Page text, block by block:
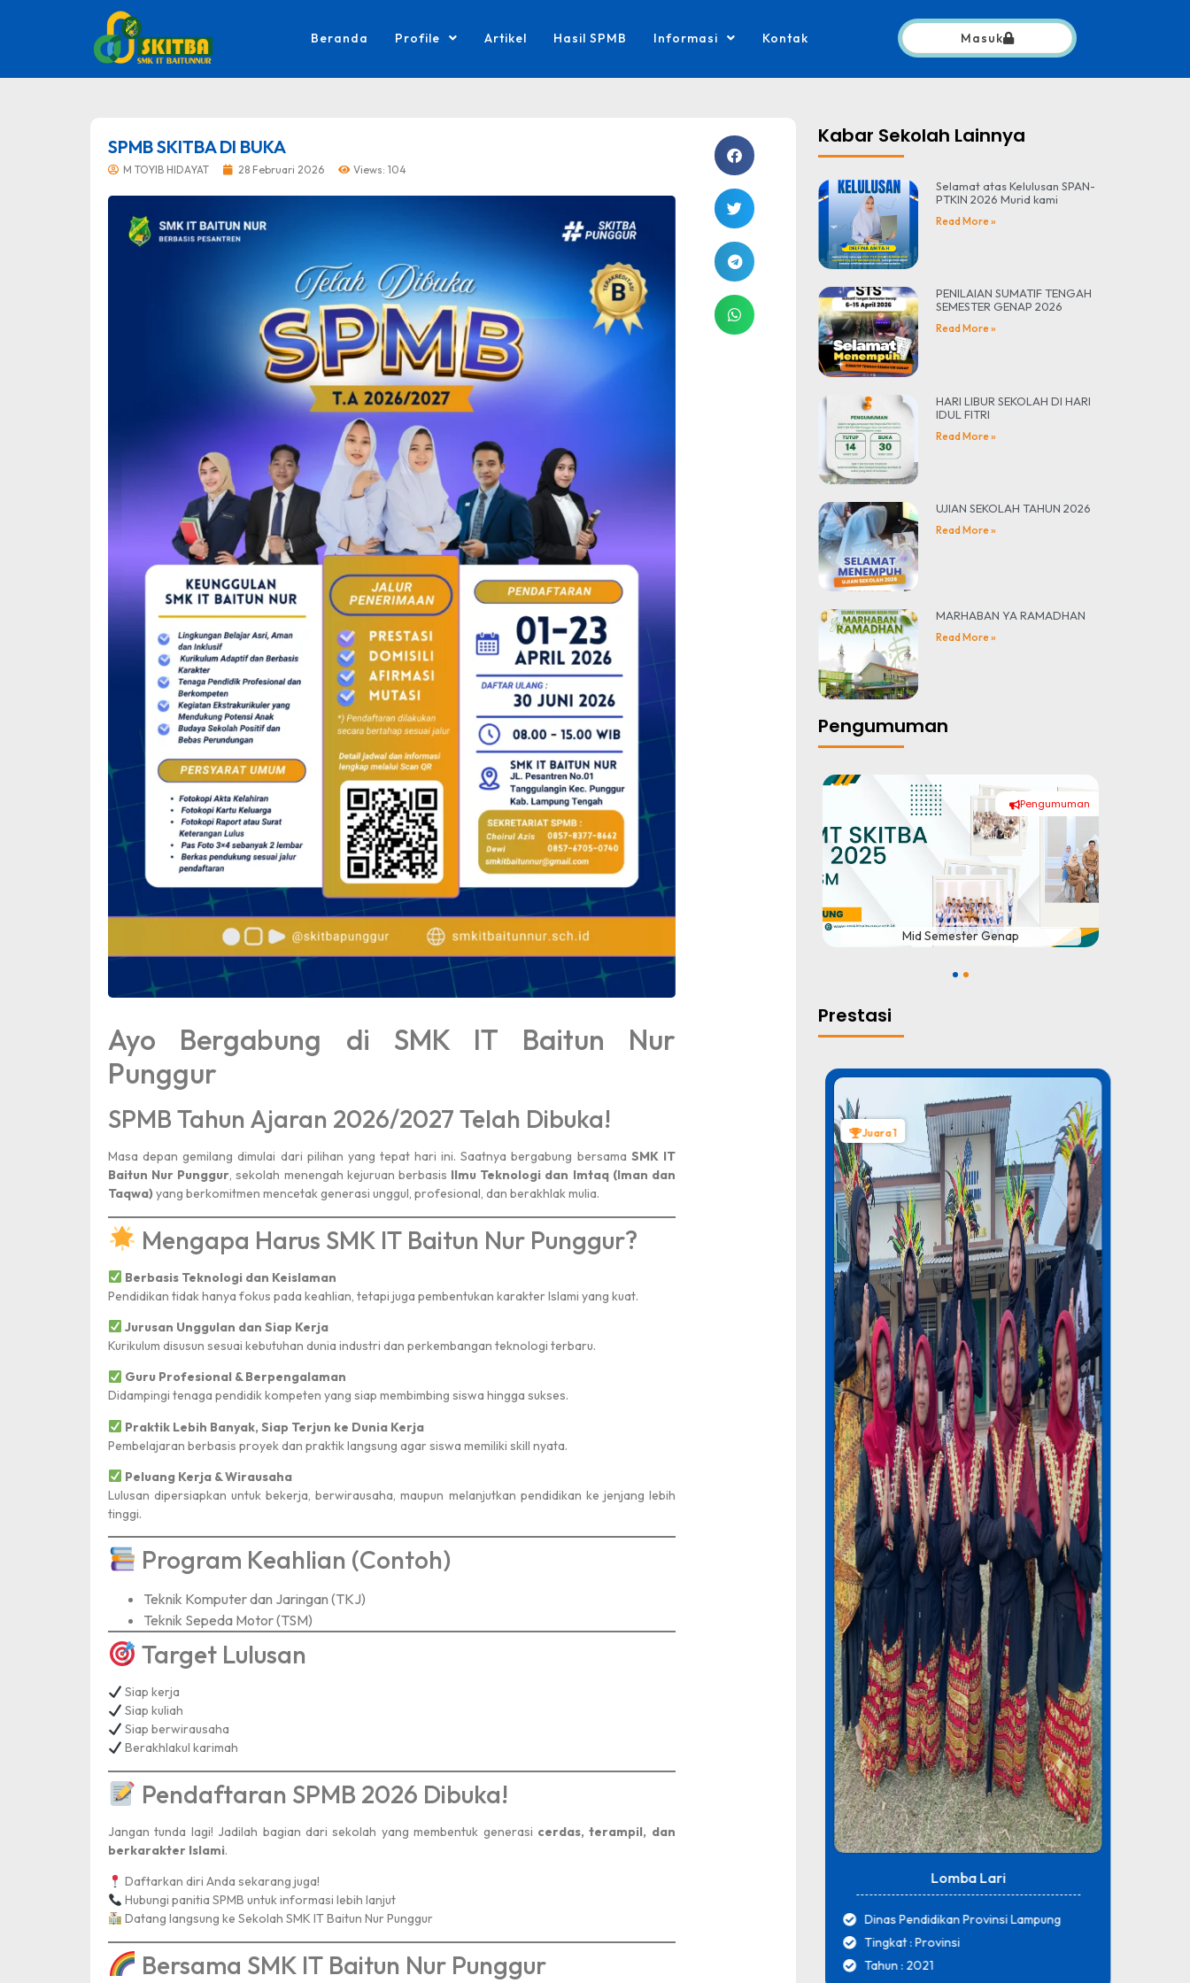
Beranda Profile Artikel Hasil SPMB Informasi Kontak Masuk
SPMB SKITBA DI BUKA
M TOYIB HIDAYAT 28 Februari 2026 Views: 104
Ayo Bergabung di SMK IT Baitun Nur
Punggur
SPMB Tahun Ajaran 2026/2027 Telah Dibuka!
Masa depan gemilang dimulai dari pilihan yang tepat hari ini. Saatnya bergabung bersama SMK IT
Baitun Nur Punggur, sekolah menengah kejuruan berbasis Ilmu Teknologi dan Imtaq (Iman dan
Taqwa) yang berkomitmen mencetak generasi unggul, profesional, dan berakhlak mulia.
Mengapa Harus SMK IT Baitun Nur Punggur?
Berbasis Teknologi dan Keislaman
Pendidikan tidak hanya fokus pada keahlian, tetapi juga pembentukan karakter Islami yang kuat.
Jurusan Unggulan dan Siap Kerja
Kurikulum disusun sesuai kebutuhan dunia industri dan perkembangan teknologi terbaru.
Guru Profesional & Berpengalaman
Didampingi tenaga pendidik kompeten yang siap membimbing siswa hingga sukses.
Praktik Lebih Banyak, Siap Terjun ke Dunia Kerja
Pembelajaran berbasis proyek dan praktik langsung agar siswa memiliki skill nyata.
Peluang Kerja & Wirausaha
Lulusan dipersiapkan untuk bekerja, berwirausaha, maupun melanjutkan pendidikan ke jenjang lebih
tinggi.
Program Keahlian (Contoh)
Teknik Komputer dan Jaringan (TKJ)
Teknik Sepeda Motor (TSM)
Target Lulusan
Siap kerja
Siap kuliah
Siap berwirausaha
Berakhlakul karimah
Pendaftaran SPMB 2026 Dibuka!
Jangan tunda lagi! Jadilah bagian dari sekolah yang membentuk generasi cerdas, terampil, dan
berkarakter Islami.
Daftarkan diri Anda sekarang juga!
Hubungi panitia SPMB untuk informasi lebih lanjut
Datang langsung ke Sekolah SMK IT Baitun Nur Punggur
Bersama SMK IT Baitun Nur Punggur
Kabar Sekolah Lainnya
Selamat atas Kelulusan SPAN-
PTKIN 2026 Murid kami
Read More »
PENILAIAN SUMATIF TENGAH
SEMESTER GENAP 2026
Read More »
HARI LIBUR SEKOLAH DI HARI
IDUL FITRI
Read More »
UJIAN SEKOLAH TAHUN 2026
Read More »
MARHABAN YA RAMADHAN
Read More »
Pengumuman
Pengumuman
#
Mid Semester Genap
Pengumuman
Mid Semester Genap
Prestasi
Juara 1
Lomba Lari
Dinas Pendidikan Provinsi Lampung
Tingkat : Provinsi
Tahun : 2021
Tingkat : Kabupaten
Juara 1
Lomba Lari
Dinas Pendidikan Provinsi Lampung
Tingkat : Provinsi
Tahun : 2021